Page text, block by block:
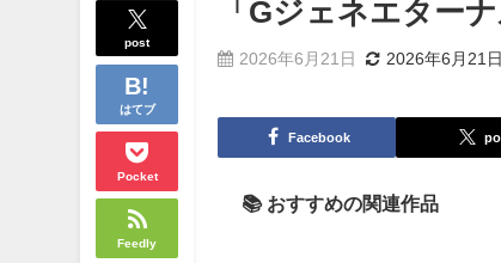
post
はてブ
Pocket
Feedly
「Gジェネエター
2026年6月21日 2026年6月21日
Facebook
📚 おすすめの関連作品